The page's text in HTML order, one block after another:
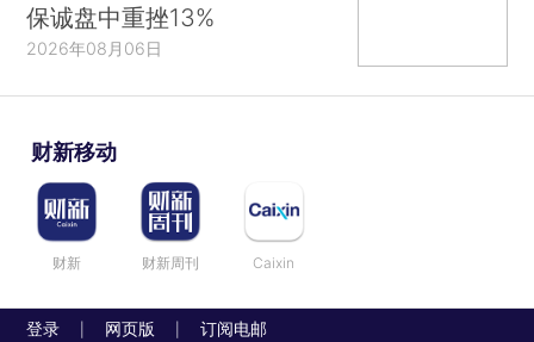
保诚盘中重挫13%
2026年08月06日
财新移动
财新 财新周刊 Caixin
登录 网页版 订阅电邮